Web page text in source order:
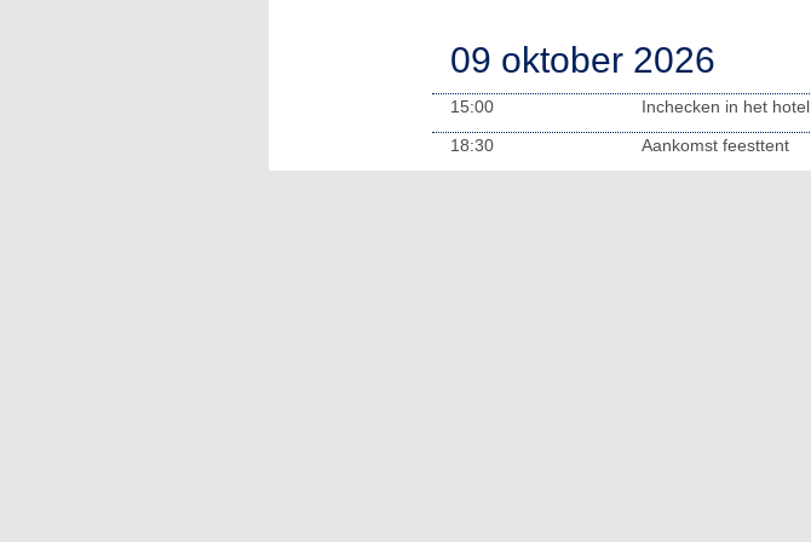
09 oktober 2026
15:00
Inchecken in het hotel
18:30
Aankomst feesttent